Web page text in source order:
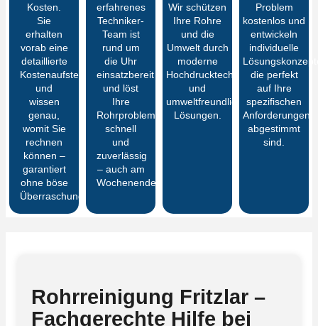
Kosten.
Sie
erhalten
vorab eine
detaillierte
Kostenaufstellung
und
wissen
genau,
womit Sie
rechnen
können –
garantiert
ohne böse
Überraschungen
erfahrenes
Techniker-
Team ist
rund um
die Uhr
einsatzbereit
und löst
Ihre
Rohrprobleme
schnell
und
zuverlässig
– auch am
Wochenende.
Wir schützen
Ihre Rohre
und die
Umwelt durch
moderne
Hochdrucktechnik
und
umweltfreundliche
Lösungen.
Problem
kostenlos und
entwickeln
individuelle
die perfekt
auf Ihre
spezifischen
Anforderungen
abgestimmt
sind.
Rohrreinigung Fritzlar –
Fachgerechte Hilfe bei